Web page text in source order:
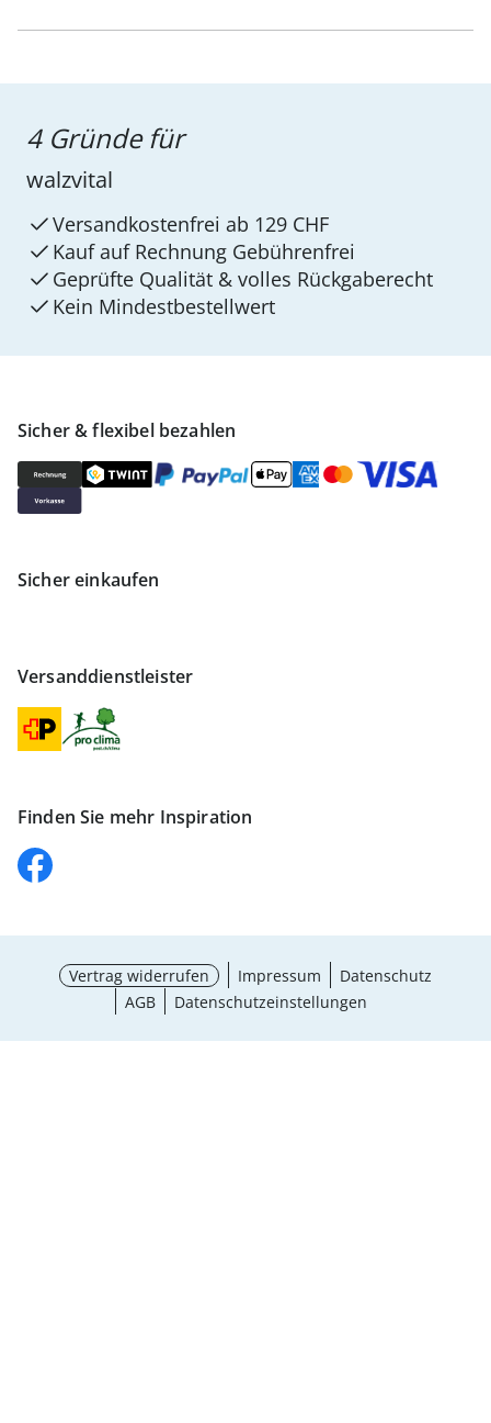
Sicher & flexibel bezahlen
Sicher einkaufen
Versanddienstleister
Finden Sie mehr Inspiration
4 Gründe für
walzvital
Versandkostenfrei ab 129 CHF
Kauf auf Rechnung Gebührenfrei
Geprüfte Qualität & volles Rückgaberecht
Kein Mindest­bestellwert
Vertrag widerrufen Impressum
Datenschutz
AGB
Datenschutzeinstellungen